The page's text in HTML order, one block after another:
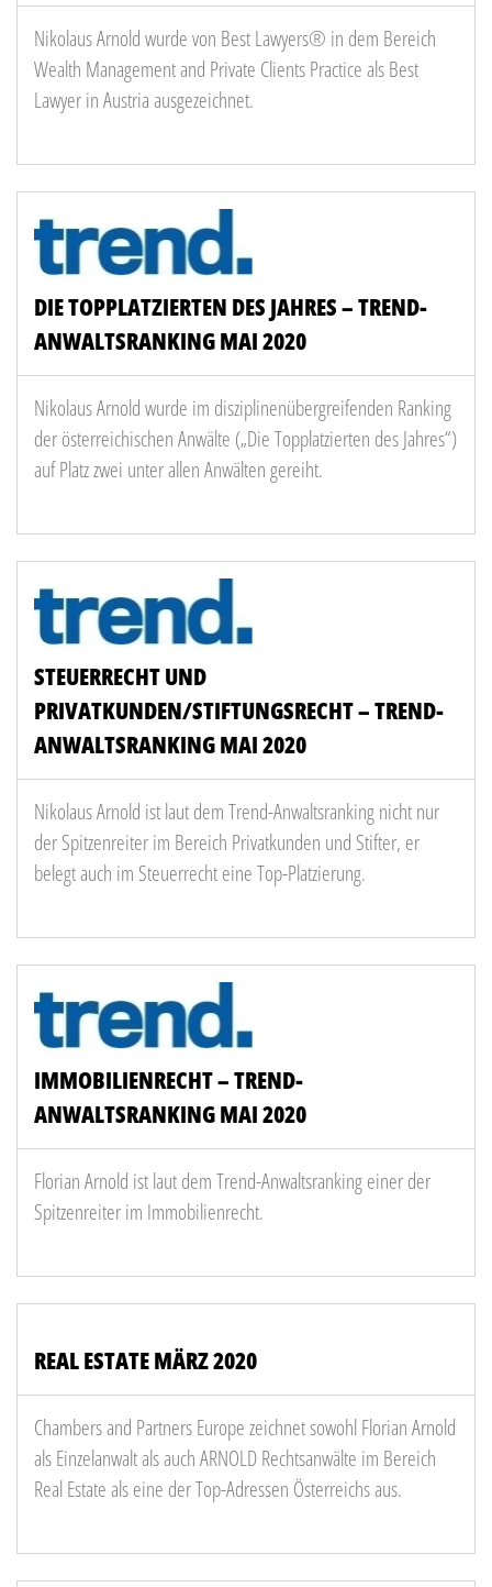
Nikolaus Arnold wurde von Best Lawyers® in dem Bereich
Wealth Management and Private Clients Practice als Best
Lawyer in Austria ausgezeichnet.
DIE TOPPLATZIERTEN DES JAHRES – TREND-
ANWALTSRANKING MAI 2020
Nikolaus Arnold wurde im disziplinenübergreifenden Ranking
der österreichischen Anwälte („Die Topplatzierten des Jahres“)
auf Platz zwei unter allen Anwälten gereiht.
STEUERRECHT UND
PRIVATKUNDEN/STIFTUNGSRECHT – TREND-
ANWALTSRANKING MAI 2020
Nikolaus Arnold ist laut dem Trend-Anwaltsranking nicht nur
der Spitzenreiter im Bereich Privatkunden und Stifter, er
belegt auch im Steuerrecht eine Top-Platzierung.
IMMOBILIENRECHT – TREND-
ANWALTSRANKING MAI 2020
Florian Arnold ist laut dem Trend-Anwaltsranking einer der
Spitzenreiter im Immobilienrecht.
REAL ESTATE MÄRZ 2020
Chambers and Partners Europe zeichnet sowohl Florian Arnold
als Einzelanwalt als auch ARNOLD Rechtsanwälte im Bereich
Real Estate als eine der Top-Adressen Österreichs aus.